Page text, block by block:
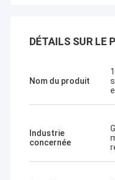
Sanok Nižehorodsky est
Un service de gestion,
DÉTAILS SUR LE
Nom du produit
Industrie
concernée